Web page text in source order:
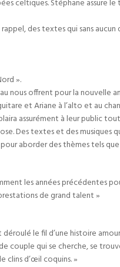
celtiques. Stéphane assure
des textes qui sans
».
offrent pour la nouvelle
et Ariane à l’alto et au
assurément à leur public
Des textes et des musiques
aborder des thèmes tels
les années précédentes
de grand talent »
le fil d’une histoire
qui se cherche, se
clins d’œil coquins. »